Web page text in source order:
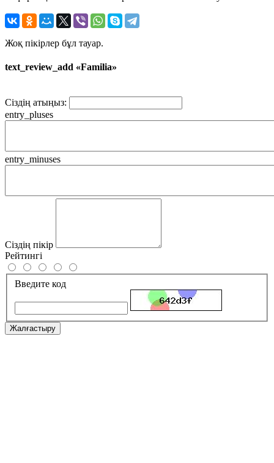
Жоқ пікірлер бұл тауар.
text_review_add «Familia»
Сіздің атыңыз:
entry_pluses
entry_minuses
Сіздің пікір
Рейтингі
Введите код
Жалғастыру